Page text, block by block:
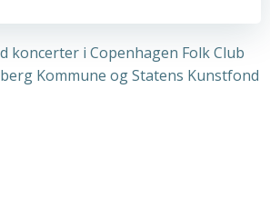
koncerter i Copenhagen Folk Club
Kommune og Statens Kunstfond